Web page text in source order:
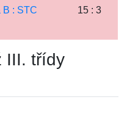
B : STC
15 : 3
III. třídy